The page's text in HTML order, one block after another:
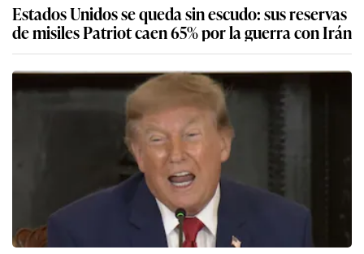
Estados Unidos se queda sin escudo: sus reservas
de misiles Patriot caen 65% por la guerra con Irán